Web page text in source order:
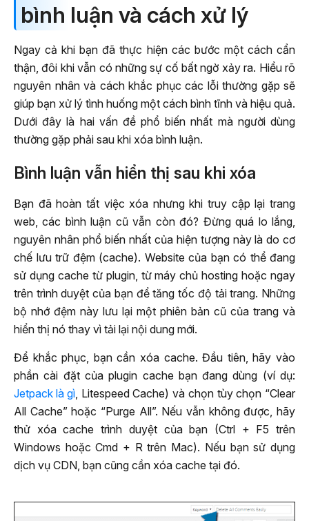
bình luận và cách xử lý
Ngay cả khi bạn đã thực hiện các bước một cách cẩn
thận, đôi khi vẫn có những sự cố bất ngờ xảy ra. Hiểu rõ
nguyên nhân và cách khắc phục các lỗi thường gặp sẽ
giúp bạn xử lý tình huống một cách bình tĩnh và hiệu quả.
Dưới đây là hai vấn đề phổ biến nhất mà người dùng
thường gặp phải sau khi xóa bình luận.
Bình luận vẫn hiển thị sau khi xóa
Bạn đã hoàn tất việc xóa nhưng khi truy cập lại trang
web, các bình luận cũ vẫn còn đó? Đừng quá lo lắng,
nguyên nhân phổ biến nhất của hiện tượng này là do cơ
chế lưu trữ đệm (cache). Website của bạn có thể đang
sử dụng cache từ plugin, từ máy chủ hosting hoặc ngay
trên trình duyệt của bạn để tăng tốc độ tải trang. Những
bộ nhớ đệm này lưu lại một phiên bản cũ của trang và
hiển thị nó thay vì tải lại nội dung mới.
Để khắc phục, bạn cần xóa cache. Đầu tiên, hãy vào
phần cài đặt của plugin cache bạn đang dùng (ví dụ:
Jetpack là gì , Litespeed Cache) và chọn tùy chọn “Clear
All Cache” hoặc “Purge All”. Nếu vẫn không được, hãy
thử xóa cache trình duyệt của bạn (Ctrl + F5 trên
Windows hoặc Cmd + R trên Mac). Nếu bạn sử dụng
dịch vụ CDN, bạn cũng cần xóa cache tại đó.